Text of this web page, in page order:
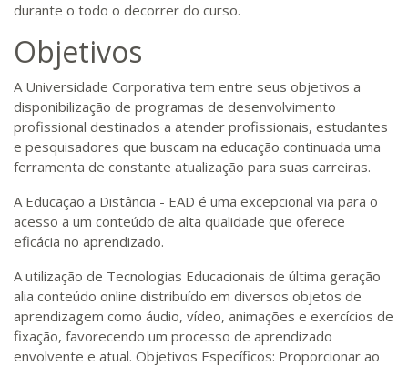
durante o todo o decorrer do curso.
Objetivos
A Universidade Corporativa tem entre seus objetivos a
disponibilização de programas de desenvolvimento
profissional destinados a atender profissionais, estudantes
e pesquisadores que buscam na educação continuada uma
ferramenta de constante atualização para suas carreiras.
A Educação a Distância - EAD é uma excepcional via para o
acesso a um conteúdo de alta qualidade que oferece
eficácia no aprendizado.
A utilização de Tecnologias Educacionais de última geração
alia conteúdo online distribuído em diversos objetos de
aprendizagem como áudio, vídeo, animações e exercícios de
fixação, favorecendo um processo de aprendizado
envolvente e atual. Objetivos Específicos: Proporcionar ao